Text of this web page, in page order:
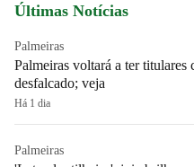
Últimas Notícias
Palmeiras
Palmeiras voltará a ter titulares
desfalcado; veja
Há 1 dia
Palmeiras